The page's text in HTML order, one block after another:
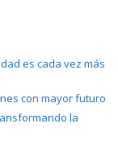
es cada vez más
con mayor futuro
la